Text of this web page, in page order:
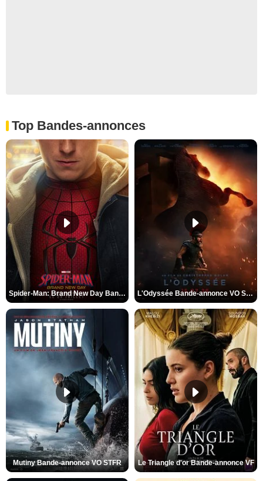
Top Bandes-annonces
Spider-Man: Brand New Day Bande-annonce VO STFR L'Odyssée Bande-annonce VO STFR
Mutiny Bande-annonce VO STFR Le Triangle d'or Bande-annonce VF